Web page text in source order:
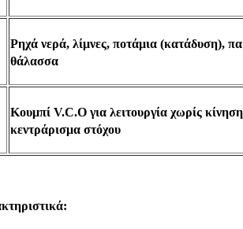
Ρηχά νερά, λίμνες, ποτάμια (κατάδυση),
θάλασσα
Κουμπί V.C.O για λειτουργία χωρίς
κεντράρισμα στόχου